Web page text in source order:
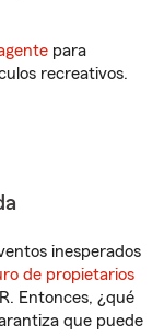
para
recreativos.
inesperados
de propietarios
Entonces, ¿qué
que puede